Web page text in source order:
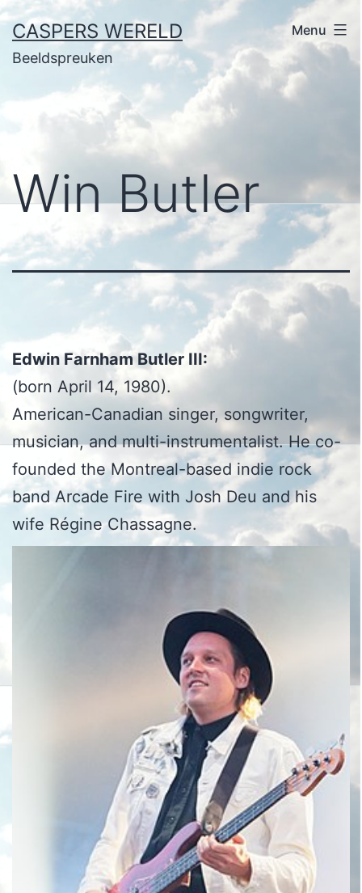
Ga
naar
de
inhoud
CASPERS WERELD
Beeldspreuken
Menu
Win Butler
Edwin Farnham Butler III:
(born April 14, 1980).
American-Canadian singer, songwriter,
musician, and multi-instrumentalist. He co-
founded the Montreal-based indie rock
band Arcade Fire with Josh Deu and his
wife Régine Chassagne.